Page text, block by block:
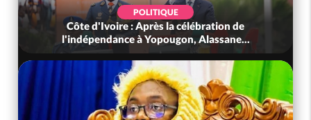
POLITIQUE
Côte d'Ivoire : Après la célébration de
l'indépendance à Yopougon, Alassane...